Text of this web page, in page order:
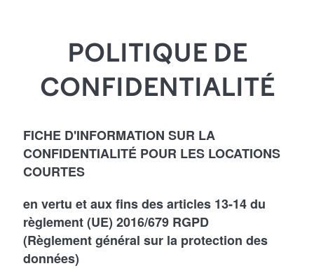
ENTIALI
TÉ
POLITIQUE DE
CONFIDENTIALITÉ
FICHE D'INFORMATION SUR LA
CONFIDENTIALITÉ POUR LES LOCATIONS
COURTES
en vertu et aux fins des articles 13-14 du
règlement (UE) 2016/679 RGPD
(Règlement général sur la protection des
données)